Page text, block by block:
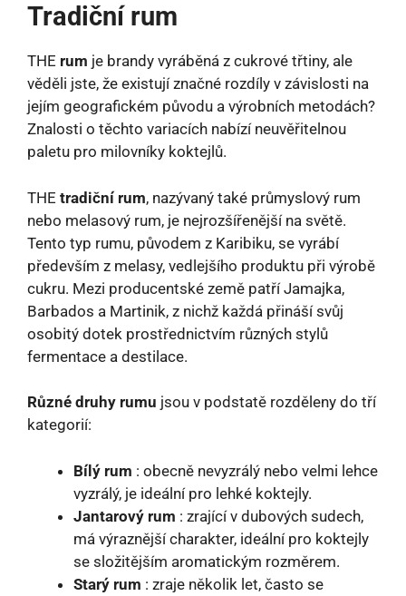
Tradiční rum
THE rum je brandy vyráběná z cukrové třtiny, ale
věděli jste, že existují značné rozdíly v závislosti na
jejím geografickém původu a výrobních metodách?
Znalosti o těchto variacích nabízí neuvěřitelnou
paletu pro milovníky koktejlů.
THE tradiční rum, nazývaný také průmyslový rum
nebo melasový rum, je nejrozšířenější na světě.
Tento typ rumu, původem z Karibiku, se vyrábí
především z melasy, vedlejšího produktu při výrobě
cukru. Mezi producentské země patří Jamajka,
Barbados a Martinik, z nichž každá přináší svůj
osobitý dotek prostřednictvím různých stylů
fermentace a destilace.
Různé druhy rumu jsou v podstatě rozděleny do tří
kategorií:
Bílý rum : obecně nevyzrálý nebo velmi lehce
vyzrálý, je ideální pro lehké koktejly.
Jantarový rum : zrající v dubových sudech,
má výraznější charakter, ideální pro koktejly
se složitějším aromatickým rozměrem.
Starý rum : zraje několik let, často se